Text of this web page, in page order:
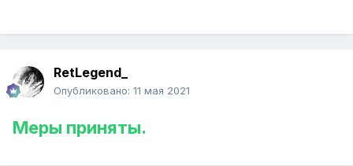
RetLegend_
Опубликовано: 11 мая 2021
Меры приняты.